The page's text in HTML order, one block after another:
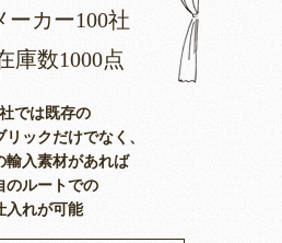
ーカー100社
庫数1000点
では既存の
ックだけでなく、
輸入素材があれば
のルートでの
入れが可能